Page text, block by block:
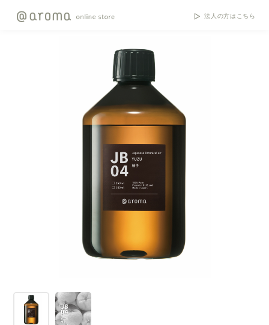
法人の方はこちら